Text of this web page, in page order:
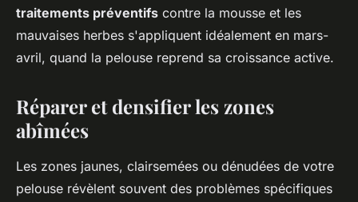
traitements préventifs contre la mousse et les
mauvaises herbes s'appliquent idéalement en mars-
avril, quand la pelouse reprend sa croissance active.
Réparer et densifier les zones
abîmées
Les zones jaunes, clairsemées ou dénudées de votre
pelouse révèlent souvent des problèmes spécifiques